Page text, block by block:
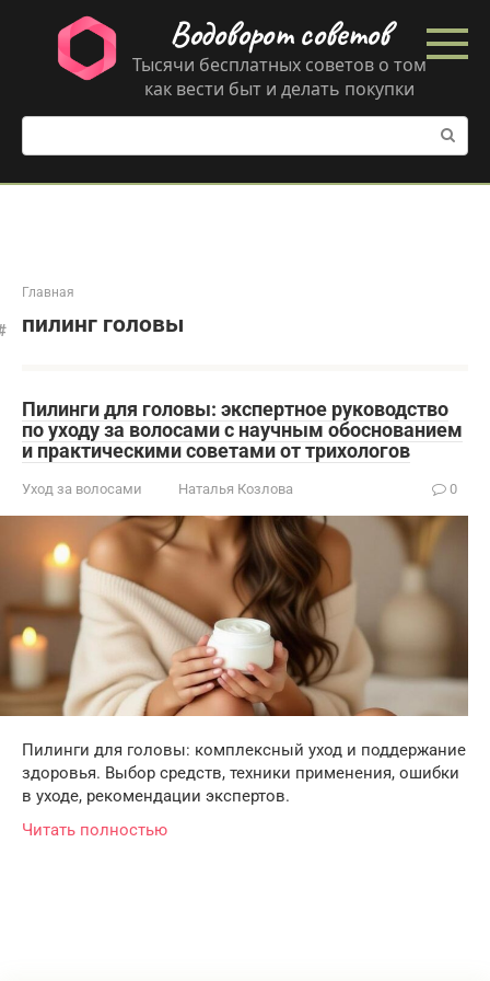
контенту
Водоворот советов
Тысячи бесплатных советов о том
как вести быт и делать покупки
Поиск:
Главная
пилинг головы
Пилинги для головы: экспертное руководство
по уходу за волосами с научным обоснованием
и практическими советами от трихологов
Уход за волосами Наталья Козлова 0
Пилинги для головы: комплексный уход и поддержание
здоровья. Выбор средств, техники применения, ошибки
в уходе, рекомендации экспертов.
Читать полностью